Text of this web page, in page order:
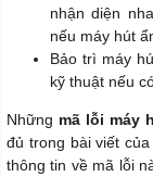
nhận diện
nếu máy hút
Bảo trì máy
kỹ thuật nếu
Những mã lỗi máy
đủ trong bài viết của
thông tin về mã lỗi